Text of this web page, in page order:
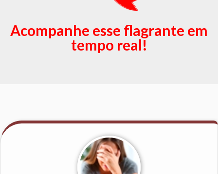
Acompanhe esse flagrante em
tempo real!